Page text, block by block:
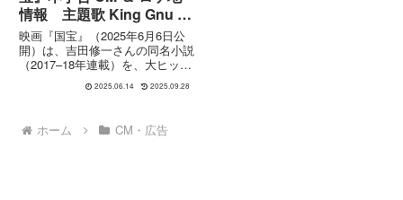
情報 主題歌 King Gnu 井
口 理さんが歌唱
『Luminance』
映画『国宝』（2025年6月6日公
開）は、吉田修一さんの同名小説
（2017–18年連載）を、大ヒット
監督・李相日さんが映画化した歌
舞伎を題材とする叙事詩です。脚
佐渡子さん、撮影はカンヌ受賞作
手掛けたソフィアン・...
2025.06.14 2025.09.28
ホーム CM・広告